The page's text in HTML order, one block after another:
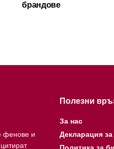
брандове
фенове и
Полезни
За нас
Декларация